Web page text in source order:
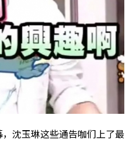
沈玉琳这些通告咖们上了最